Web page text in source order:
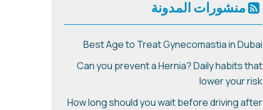
منشورات المدونة
Best Age to Treat Gynecomastia in Dubai
Can you prevent a Hernia? Daily habits that
lower your risk
How long should you wait before driving after